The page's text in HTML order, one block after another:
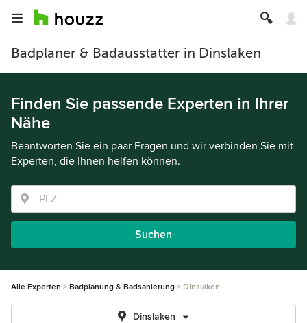
Badplaner & Badausstatter in Dinslaken
Finden Sie passende Experten in Ihrer
Nähe
Beantworten Sie ein paar Fragen und wir verbinden Sie mit
Experten, die Ihnen helfen können.
Suchen
Alle Experten Badplanung & Badsanierung Dinslaken
Dinslaken